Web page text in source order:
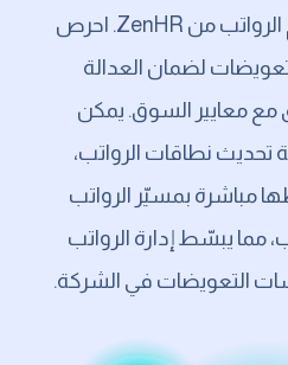
منشأتك مع ميّزة سلم الرواتب من ZenHR. احرص
لضمان العدالة
مع معايير السوق. يمكن
تحديث نطاقات الرواتب،
مباشرة بمسيّر الرواتب
مما يبسّط إدارة الرواتب
التعويضات في الشركة.